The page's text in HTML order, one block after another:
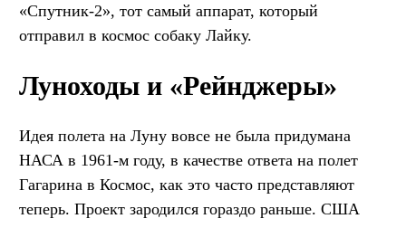
«Спутник-2», тот самый аппарат, который
отправил в космос собаку Лайку.
Луноходы и «Рейнджеры»
Идея полета на Луну вовсе не была придумана
НАСА в 1961-м году, в качестве ответа на полет
Гагарина в Космос, как это часто представляют
теперь. Проект зародился гораздо раньше. США